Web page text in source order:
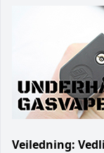
Veiledning: